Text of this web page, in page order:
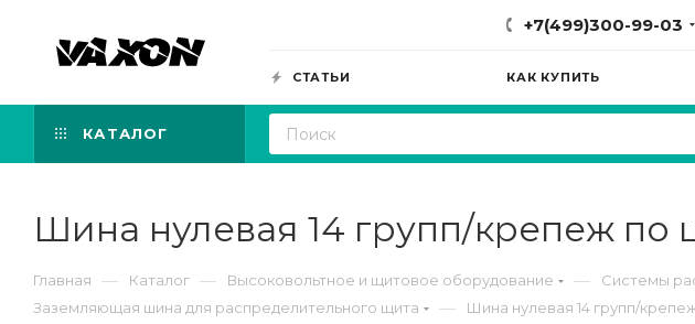
+7(499)300-99-03
СТАТЬИ КАК КУПИТЬ
КАТАЛОГ
Шина нулевая 14 групп/крепеж по
Главная — Каталог — Высоковольтное и щитовое оборудование — Системы
Заземляющая шина для распределительного щита — Шина нулевая 14 групп/